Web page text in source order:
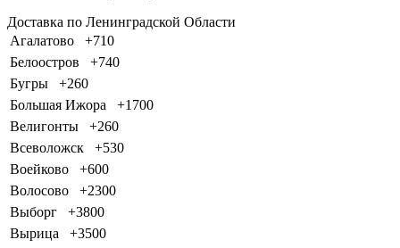
Доставка по Ленинградской Области
Агалатово
+710
Белоостров
+740
Бугры
+260
Большая Ижора
+1700
Велигонты
+260
Всеволожск
+530
Воейково
+600
Волосово
+2300
Выборг
+3800
Вырица
+3500